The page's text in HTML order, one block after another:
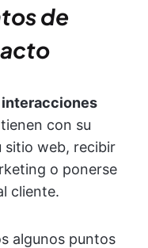
de
interacciones
con su
sitio web, recibir
o ponerse
cliente.
algunos puntos